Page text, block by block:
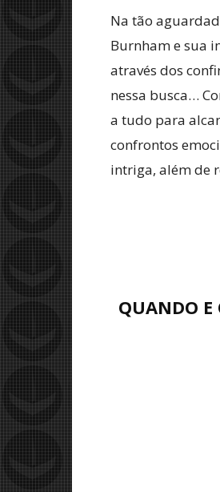
Na tão
Burnham e sua
através dos
nessa busca…
a tudo para
confrontos
intriga, além de
QUANDO E